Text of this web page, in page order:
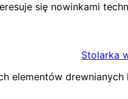
się nowinkami
Stolarka
elementów